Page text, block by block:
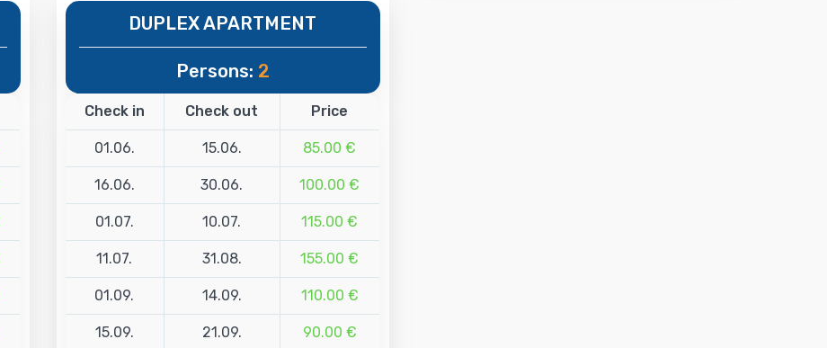
DUPLEX APARTMENT
Persons: 2
Check in Check out Price
01.06. 15.06. 85.00 €
16.06. 30.06. 100.00 €
01.07. 10.07. 115.00 €
11.07. 31.08. 155.00 €
01.09. 14.09. 110.00 €
15.09. 21.09. 90.00 €